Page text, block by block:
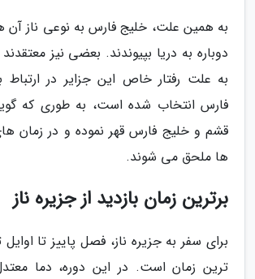
به همین علت، خلیج فارس به نوعی ناز آن
دوباره به دریا بپیوندند. بعضی نیز معتقدند
به علت رفتار خاص این جزایر در
فارس انتخاب شده است، به طوری که
قشم و خلیج فارس قهر نموده و در زمان
ها ملحق می شوند.
برترین زمان بازدید از جزیره ناز
برای سفر به جزیره ناز، فصل پاییز تا
ترین زمان است. در این دوره، دما